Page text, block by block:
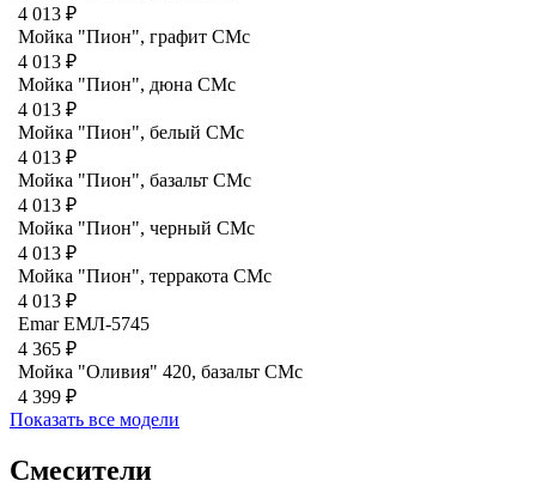
4 013 ₽
Мойка "Пион", графит СМс
4 013 ₽
Мойка "Пион", дюна CMc
4 013 ₽
Мойка "Пион", белый CMc
4 013 ₽
Мойка "Пион", базальт СМс
4 013 ₽
Мойка "Пион", черный CMc
4 013 ₽
Мойка "Пион", терракота CMc
4 013 ₽
Emar ЕМЛ-5745
4 365 ₽
Мойка "Оливия" 420, базальт СМс
4 399 ₽
Показать все модели
Смесители